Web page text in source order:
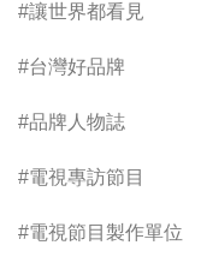
#讓世界都看見
#台灣好品牌
#品牌人物誌
#電視專訪節目
#電視節目製作單位